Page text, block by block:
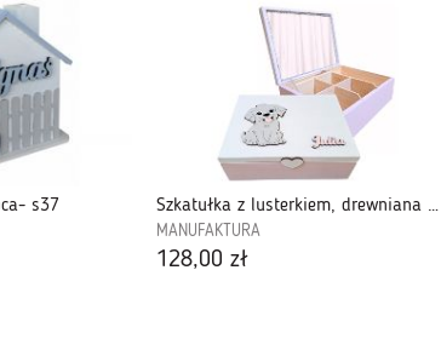
s37 Szkatułka z lusterkiem, drewniana z lusterkiem i pieskiem, prezent dla dziewczynki, personalizowany-L37
MANUFAKTURA
128,00 zł